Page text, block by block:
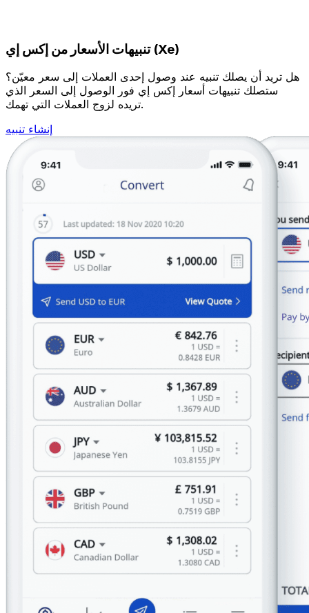
تنبيهات الأسعار من إكس إي (Xe)
هل تريد أن يصلك تنبيه عند وصول إحدى العملات إلى سعر معيّن؟
ستصلك تنبيهات أسعار إكس إي فور الوصول إلى السعر الذي
تريده لزوج العملات التي تهمك.
إنشاء تنبيه